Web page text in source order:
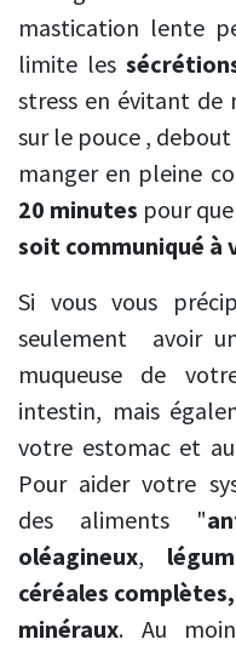
mastication lente
limite les
stress en évitant de
sur le pouce ,
manger en pleine
20 minutes pour
soit communiqué à
Si vous vous
seulement avoir
muqueuse de
intestin, mais
votre estomac et
Pour aider votre
des aliments "
oléagineux,
céréales
minéraux. Au